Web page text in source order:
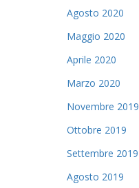
Agosto 2020
Maggio 2020
Aprile 2020
Marzo 2020
Novembre 2019
Ottobre 2019
Settembre 2019
Agosto 2019